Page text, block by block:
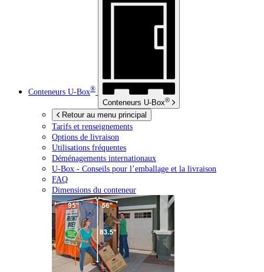
Conteneurs U-Box®
Conteneurs U-Box®
Retour au menu principal
Tarifs et renseignements
Options de livraison
Utilisations fréquentes
Déménagements internationaux
U-Box - Conseils pour l’emballage et la livraison
FAQ
Dimensions du conteneur